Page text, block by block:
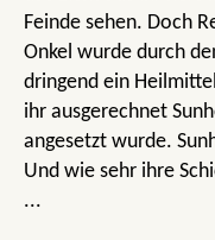
Feinde sehen. Doch
Onkel wurde durch
dringend ein
ihr ausgerechnet
angesetzt wurde.
Und wie sehr ihre
...